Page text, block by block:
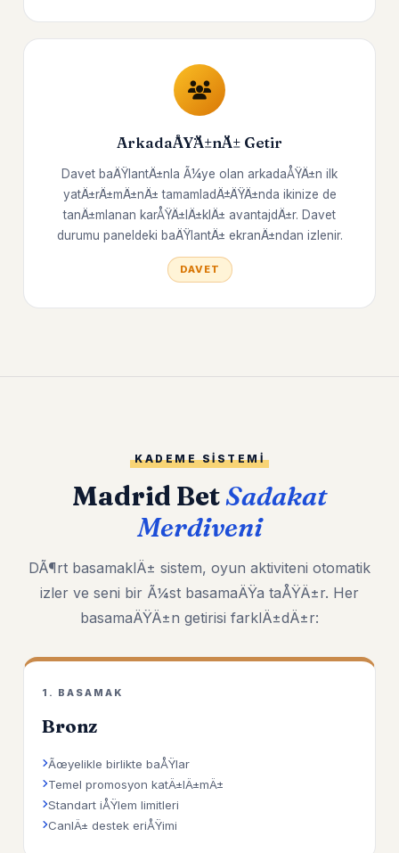
ArkadaÅŸÄ±nÄ± Getir
Davet baÄŸlantÄ±nla Ã¼ye olan arkadaÅŸÄ±n ilk
yatÄ±rÄ±mÄ±nÄ± tamamladÄ±ÄŸÄ±nda ikinize de
tanÄ±mlanan karÅŸÄ±lÄ±klÄ± avantajdÄ±r. Davet
durumu paneldeki baÄŸlantÄ± ekranÄ±ndan izlenir.
DAVET
KADEME SISTEMI
Madrid BetSadakat
Merdiveni
DÃ¶rt basamaklÄ± sistem, oyun aktiviteni otomatik
izler ve seni bir Ã¼st basamaÄŸa taÅŸÄ±r. Her
basamaÄŸÄ±n getirisi farklÄ±dÄ±r:
1. BASAMAK
Bronz
Ãœyelikle birlikte baÅŸlar
Temel promosyon katÄ±lÄ±mÄ±
Standart iÅŸlem limitleri
CanlÄ± destek eriÅŸimi